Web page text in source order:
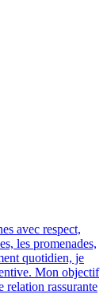
avec respect,
les promenades,
quotidien, je
Mon objectif
relation rassurante